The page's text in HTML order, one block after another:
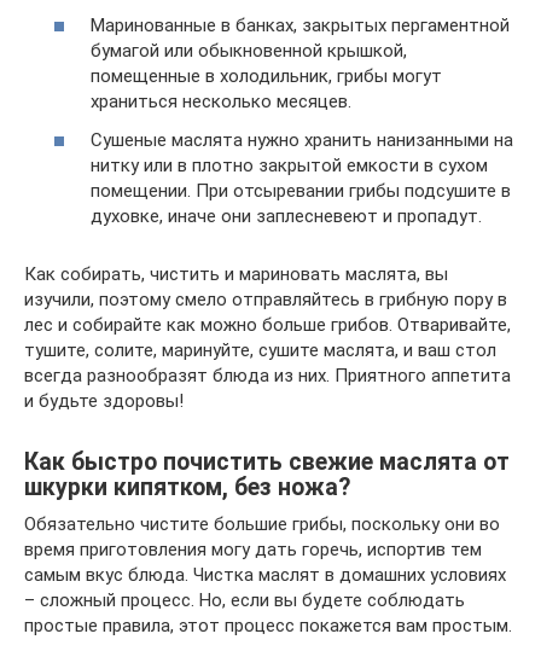
Маринованные в банках, закрытых пергаментной
бумагой или обыкновенной крышкой,
помещенные в холодильник, грибы могут
храниться несколько месяцев.
Сушеные маслята нужно хранить нанизанными на
нитку или в плотно закрытой емкости в сухом
помещении. При отсыревании грибы подсушите в
духовке, иначе они заплесневеют и пропадут.
Как собирать, чистить и мариновать маслята, вы
изучили, поэтому смело отправляйтесь в грибную пору в
лес и собирайте как можно больше грибов. Отваривайте,
тушите, солите, маринуйте, сушите маслята, и ваш стол
всегда разнообразят блюда из них. Приятного аппетита
и будьте здоровы!
Как быстро почистить свежие маслята от
шкурки кипятком, без ножа?
Обязательно чистите большие грибы, поскольку они во
время приготовления могу дать горечь, испортив тем
самым вкус блюда. Чистка маслят в домашних условиях
– сложный процесс. Но, если вы будете соблюдать
простые правила, этот процесс покажется вам простым.